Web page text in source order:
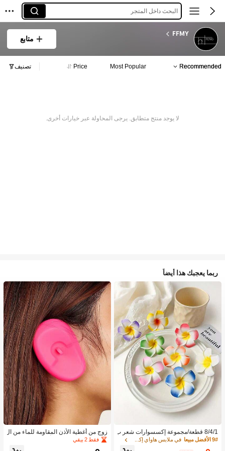
البحث داخل المتجر
FFMY
متابع
Recommended
Most Popular
Price تصنيف
لا يوجد منتج متطابق. يرجى المحاولة عبر خيارات أخرى.
ربما يعجبك هذا أيضاً
8/4/1 قطعة/مجموعة إكسسوارات شعر ب
نقشة زهور استوائية، مشابك شعر بلومير
9# الأفضل مبيعا في ملابس هاواي إكسسوارات
زوج من أغطية الأذن المقاومة للماء من ال
سيليكون لصبغ الشعر، أداة تصفيف الشع
فقط 2 بيقي